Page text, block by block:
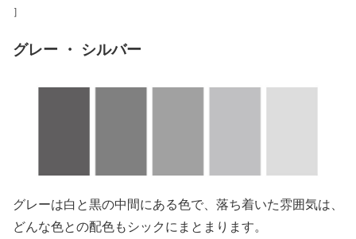
］
グレー ・ シルバー
グレーは白と黒の中間にある色で、落ち着いた雰囲気は、
どんな色との配色もシックにまとまります。